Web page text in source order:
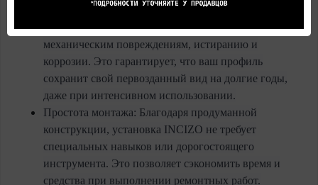
Прочность и долговечность:
Алюминий, как
материал, обладает высокой устойчивостью к
механическим повреждениям, истиранию и
коррозии. Это гарантирует, что ваш профиль
сохранит свой первозданный вид на долгие годы,
даже при интенсивном использовании.
Простота монтажа: Благодаря продуманной
конструкции, установка INCIZO не требует
специальных навыков или дорогостоящего
инструмента. Это позволяет сэкономить время и
средства при выполнении ремонтных работ.